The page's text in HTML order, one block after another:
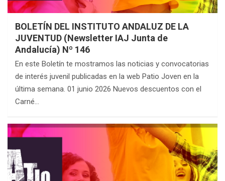
BOLETÍN DEL INSTITUTO ANDALUZ DE LA
JUVENTUD (Newsletter IAJ Junta de
Andalucía) Nº 146
En este Boletín te mostramos las noticias y convocatorias
de interés juvenil publicadas en la web Patio Joven en la
última semana. 01 junio 2026 Nuevos descuentos con el
Carné…